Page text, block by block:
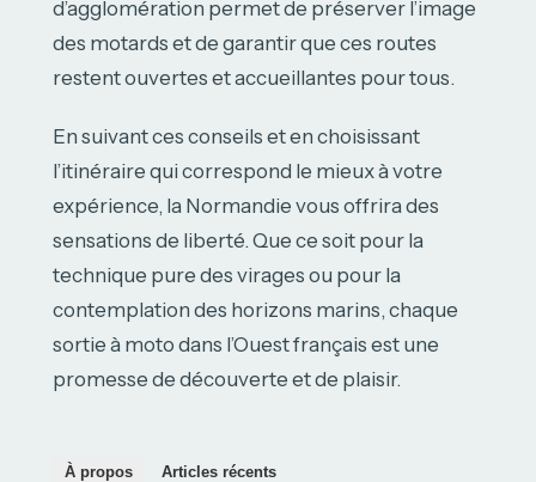
d’agglomération permet de préserver l’image
des motards et de garantir que ces routes
restent ouvertes et accueillantes pour tous.
En suivant ces conseils et en choisissant
l’itinéraire qui correspond le mieux à votre
expérience, la Normandie vous offrira des
sensations de liberté. Que ce soit pour la
technique pure des virages ou pour la
contemplation des horizons marins, chaque
sortie à moto dans l’Ouest français est une
promesse de découverte et de plaisir.
À propos Articles récents